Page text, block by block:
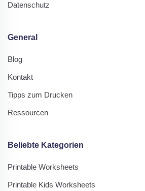
Datenschutz
General
Blog
Kontakt
Tipps zum Drucken
Ressourcen
Beliebte Kategorien
Printable Worksheets
Printable Kids Worksheets